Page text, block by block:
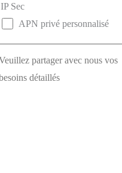
IP Sec
APN privé personnalisé